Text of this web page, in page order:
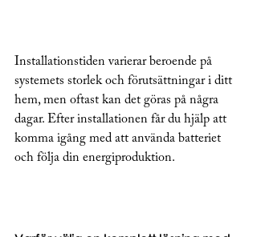
Installationstiden varierar beroende på
systemets storlek och förutsättningar i ditt
hem, men oftast kan det göras på några
dagar. Efter installationen får du hjälp att
komma igång med att använda batteriet
och följa din energiproduktion.